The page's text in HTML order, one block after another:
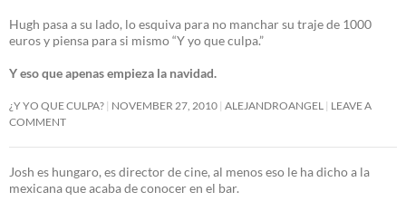
Hugh pasa a su lado, lo esquiva para no manchar su traje de 1000
euros y piensa para si mismo “Y yo que culpa.”
Y eso que apenas empieza la navidad.
¿Y YO QUE CULPA? NOVEMBER 27, 2010 ALEJANDROANGEL
LEAVE A
COMMENT
Josh es hungaro, es director de cine, al menos eso le ha dicho a la
mexicana que acaba de conocer en el bar.